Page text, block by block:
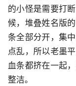
的小怪是需要打
候，堆叠姓名版
条全部分开，集
点乱，所以老墨
血条都挤在一起
整洁。